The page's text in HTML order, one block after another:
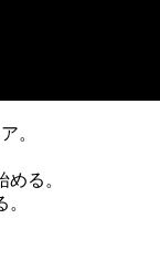
。
る。